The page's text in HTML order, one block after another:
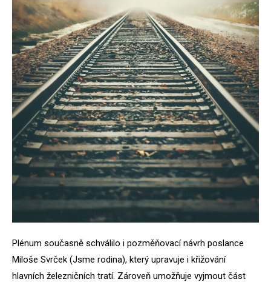
Plénum současně schválilo i pozměňovací návrh poslance
Miloše Svrček (Jsme rodina), který upravuje i křižování
hlavních železničních tratí. Zároveň umožňuje vyjmout část